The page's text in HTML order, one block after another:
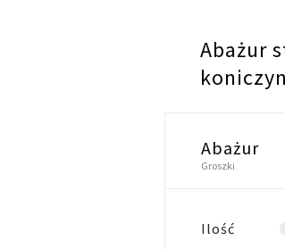
Abażur
Abażur
Groszki
Ilość